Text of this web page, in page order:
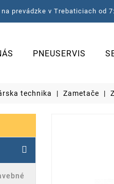
prevádzke v Trebaticiach od
PNEUSERVIS
technika Zametače